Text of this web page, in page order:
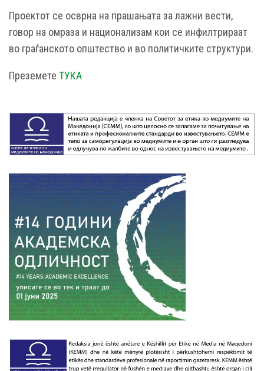
Проектот се осврна на прашањата за лажни вести,
говор на омраза и национализам кои се инфилтрираат
во граѓанското општество и во политичките структури.
Преземете ТУКА